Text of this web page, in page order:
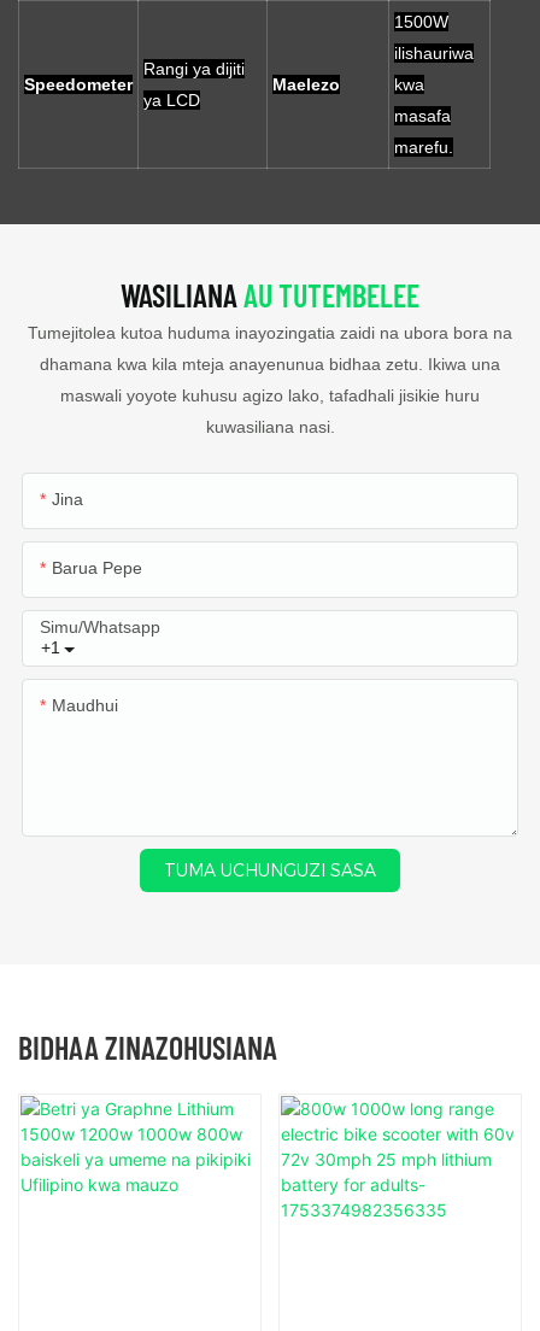
Speedometer
Rangi ya dijiti
ya LCD
Maelezo
1500W
ilishauriwa
kwa
masafa
marefu.
WASILIANAAU TUTEMBELEE
Tumejitolea kutoa huduma inayozingatia zaidi na ubora bora na
dhamana kwa kila mteja anayenunua bidhaa zetu. Ikiwa una
maswali yoyote kuhusu agizo lako, tafadhali jisikie huru
kuwasiliana nasi.
Jina
Barua Pepe
+1
Simu/whatsapp
Maudhui
TUMA UCHUNGUZI SASA
BIDHAA ZINAZOHUSIANA